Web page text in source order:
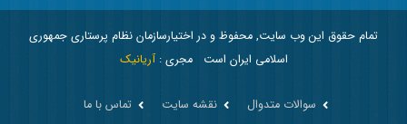
تمام حقوق این وب سایت, محفوظ و در اختیارسازمان نظام پرستاری جمهوری
اسلامی ایران است
مجری :آریانیک
سوالات متدوال نقشه سایت تماس با ما